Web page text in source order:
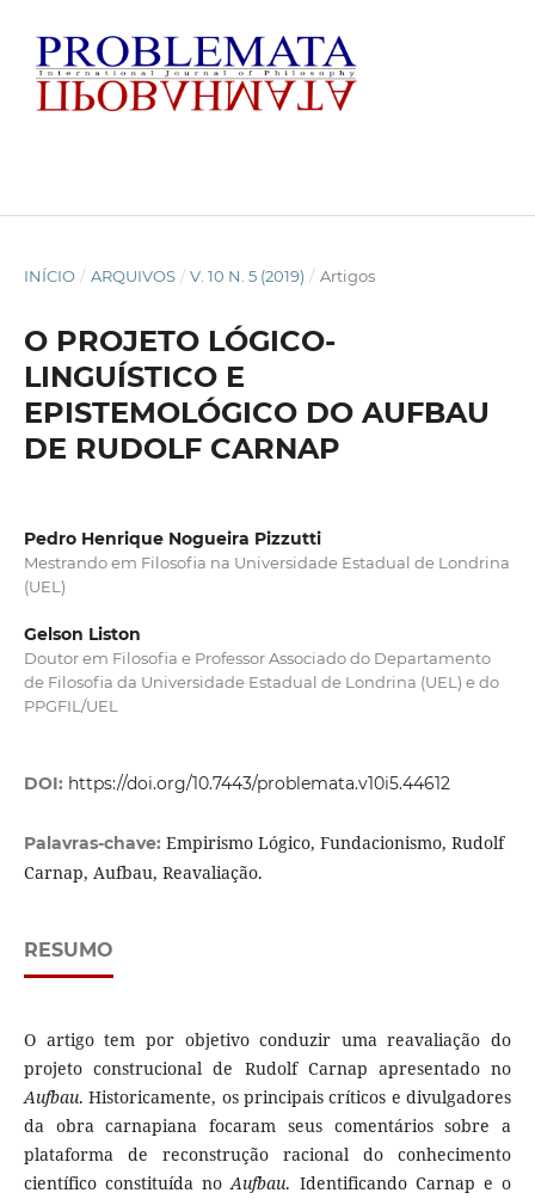
INÍCIO / ARQUIVOS / V. 10 N. 5 (2019) / Artigos
O PROJETO LÓGICO-
LINGUÍSTICO E
EPISTEMOLÓGICO DO AUFBAU
DE RUDOLF CARNAP
Pedro Henrique Nogueira Pizzutti
Mestrando em Filosofia na Universidade Estadual de Londrina
(UEL)
Gelson Liston
Doutor em Filosofia e Professor Associado do Departamento
de Filosofia da Universidade Estadual de Londrina (UEL) e do
PPGFIL/UEL
DOI: https://doi.org/10.7443/problemata.v10i5.44612
Palavras-chave: Empirismo Lógico, Fundacionismo, Rudolf
Carnap, Aufbau, Reavaliação.
RESUMO
O artigo tem por objetivo conduzir uma reavaliação do
projeto construcional de Rudolf Carnap apresentado no
Aufbau. Historicamente, os principais críticos e divulgadores
da obra carnapiana focaram seus comentários sobre a
plataforma de reconstrução racional do conhecimento
científico constituída noAufbau. Identificando Carnap e o